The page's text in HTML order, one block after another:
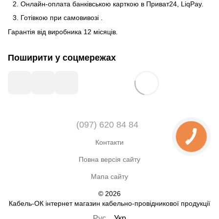
Онлайн-оплата банківською карткою в Приват24, LiqPay.
Готівкою при самовивозі
Гарантія від виробника 12 місяців.
Поширити у соцмережах
(097) 620 84 84
Контакти
Повна версія сайту
Мапа сайту
© 2026
Кабель-ОК інтернет магазин кабельно-провідникової продукції